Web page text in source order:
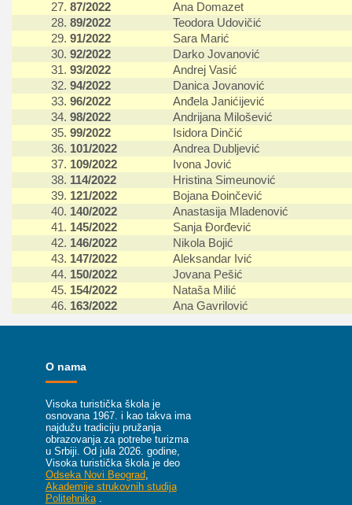
27. 87/2022
Ana Domazet
28. 89/2022
Teodora Udovičić
29. 91/2022
Sara Marić
30. 92/2022
Darko Jovanović
31. 93/2022
Andrej Vasić
32. 94/2022
Danica Jovanović
33. 96/2022
Anđela Janićijević
34. 98/2022
Andrijana Milošević
35. 99/2022
Isidora Dinčić
36. 101/2022
Andrea Dubljević
37. 109/2022
Ivona Jović
38. 114/2022
Hristina Simeunović
39. 121/2022
Bojana Đoinčević
40. 140/2022
Anastasija Mladenović
41. 145/2022
Sanja Đorđević
42. 146/2022
Nikola Bojić
43. 147/2022
Aleksandar Ivić
44. 150/2022
Jovana Pešić
45. 154/2022
Nataša Milić
46. 163/2022 Ana Gavrilović
O nama
Visoka turistička škola je
osnovana 1967. i kao takva ima
najdužu tradiciju pružanja
obrazovanja za potrebe turizma
u Srbiji. Od jula 2026. godine,
Visoka turistička škola je deo
Odseka Novi Beograd
Akademije strukovnih studija
Politehnika